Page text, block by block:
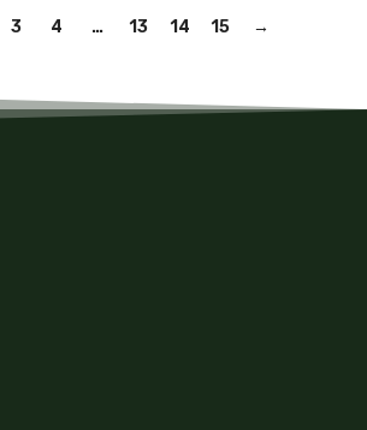
3 4 … 13 14 15 →